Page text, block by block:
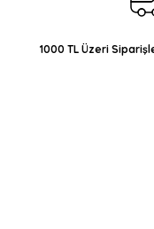
Bu ürüne benzer
1000 TL Üzeri